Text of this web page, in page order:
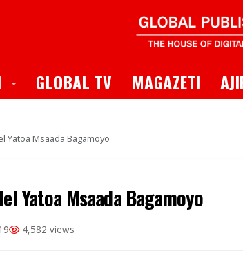
Toggle Dropdown
GLOBAL TV MAGAZETI
Yatoa Msaada Bagamoyo
Yatoa Msaada Bagamoyo
4,582 views